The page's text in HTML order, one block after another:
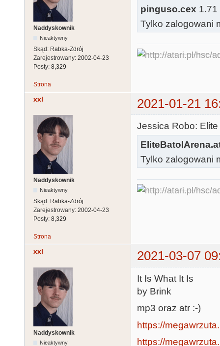
Naddyskownik
Nieaktywny
Skąd: Rabka-Zdrój
Zarejestrowany: 2002-04-23
Posty: 8,329
pinguso.cex
Tylko zalogowani
Strona
xxl 2021-01-21
Naddyskownik
Nieaktywny
Skąd: Rabka-Zdrój
Zarejestrowany: 2002-04-23
Posty: 8,329
Jessica Robo:
Tylko zalogowani
Strona
xxl 2021-03-07
Naddyskownik
Nieaktywny
It Is What It Is
by Brink
mp3 oraz atr :-)
https://
https://